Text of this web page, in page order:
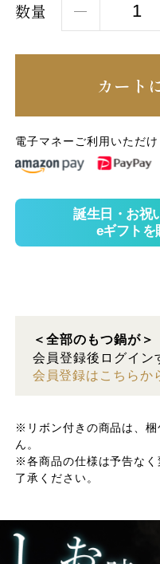
数量
カート
電子マネーご利用いただけ
＜全部のもつ鍋が＞
会員登録後ログイン
会員登録はこちらか
※リボン付きの商品は、
ん。
※各商品の仕様は予告な
了承ください。